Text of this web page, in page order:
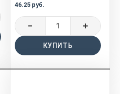
46.25 руб.
− +
КУПИТЬ